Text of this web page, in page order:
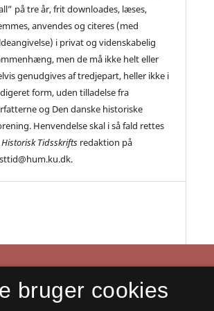
på tre år, frit downloades, læses,
anvendes og citeres (med
i privat og videnskabelig
men de må ikke helt eller
genudgives af tredjepart, heller ikke i
form, uden tilladelse fra
og Den danske historiske
Henvendelse skal i så fald rettes
Historisk Tidsskrifts redaktion på
bruger cookies